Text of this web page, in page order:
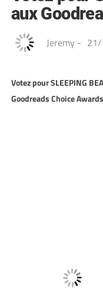
aux
Jeremy -
Votez pour SLEEPING
Goodreads Choice Awards